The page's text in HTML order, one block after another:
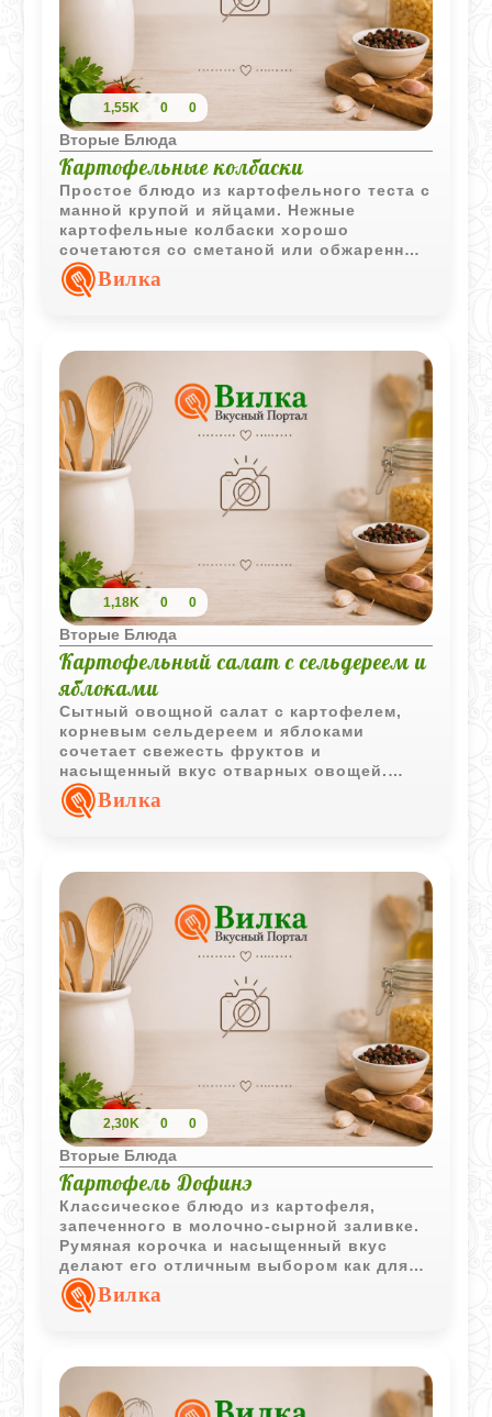
1,55K 0 0
Вторые Блюда
Картофельные колбаски
Простое блюдо из картофельного теста с
манной крупой и яйцами. Нежные
картофельные колбаски хорошо
сочетаются со сметаной или обжаренным
шпиком и подходят для домашнего
обеда.Вилка
1,18K 0 0
Вторые Блюда
Картофельный салат с сельдереем и
яблоками
Сытный овощной салат с картофелем,
корневым сельдереем и яблоками
сочетает свежесть фруктов и
насыщенный вкус отварных овощей.
Лимонный сок и сметанная заправка
делают блюдо более выразительным и
Вилка
2,30K 0 0
Вторые Блюда
Картофель Дофинэ
Классическое блюдо из картофеля,
запеченного в молочно-сырной заливке.
Румяная корочка и насыщенный вкус
делают его отличным выбором как для
повседневного меню, так и для
праздничного стола.
Вилка